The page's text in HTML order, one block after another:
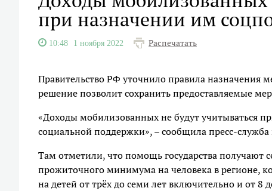
при назначении им
10:48 1 ноября 2022 Распечатать
Правительство РФ уточнило правила
решение позволит сохранить предоставляемые
«Доходы мобилизованных не будут учитываться
социальной поддержки», – сообщила пресс-служба
Там отметили, что помощь государства получают
прожиточного минимума на человека в регионе,
на детей от трёх до семи лет включительно и от 8